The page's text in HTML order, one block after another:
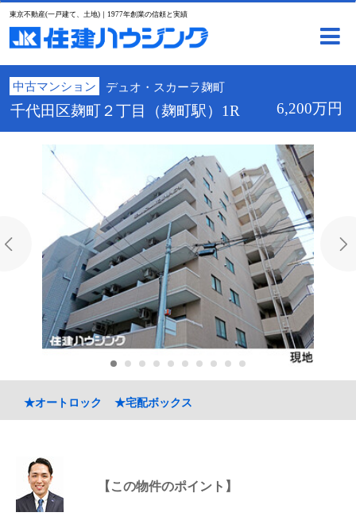
東京不動産(一戸建て、土地)｜1977年創業の信頼と実績
中古マンション デュオ・スカーラ麹町
千代田区麹町２丁目（麹町駅）1R 6,200万円
★オートロック ★宅配ボックス
【この物件のポイント】